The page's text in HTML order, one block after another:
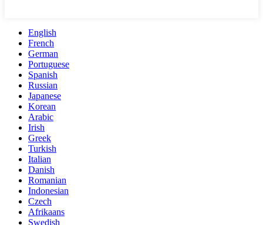
English
French
German
Portuguese
Spanish
Russian
Japanese
Korean
Arabic
Irish
Greek
Turkish
Italian
Danish
Romanian
Indonesian
Czech
Afrikaans
Swedish